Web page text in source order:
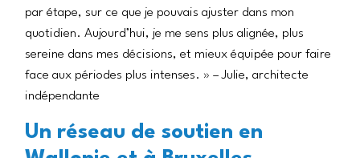
par étape, sur ce que je pouvais ajuster dans mon
quotidien. Aujourd’hui, je me sens plus alignée, plus
sereine dans mes décisions, et mieux équipée pour faire
face aux périodes plus intenses. » – Julie, architecte
indépendante
Un réseau de soutien en